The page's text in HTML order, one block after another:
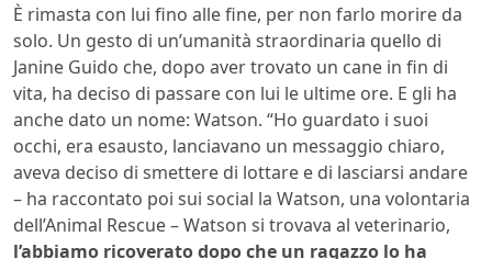
È rimasta con lui fino alle fine, per non farlo morire da
solo. Un gesto di un’umanità straordinaria quello di
Janine Guido che, dopo aver trovato un cane in fin di
vita, ha deciso di passare con lui le ultime ore. E gli ha
anche dato un nome: Watson. “Ho guardato i suoi
occhi, era esausto, lanciavano un messaggio chiaro,
aveva deciso di smettere di lottare e di lasciarsi andare
– ha raccontato poi sui social la Watson, una volontaria
dell’Animal Rescue – Watson si trovava al veterinario,
l’abbiamo ricoverato dopo che un ragazzo lo ha